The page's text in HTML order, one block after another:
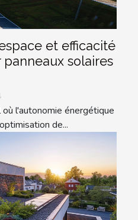
et efficacité
solaires
l'autonomie énergétique
de...